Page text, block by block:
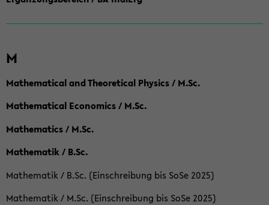
M
Mathematical and Theoretical Physics / M.Sc.
Mathematical Economics / M.Sc.
Mathematics / M.Sc.
Mathematik / B.Sc.
Mathematik / B.Sc. (Einschreibung bis SoSe 2025)
Mathematik / M.Sc. (Einschreibung bis SoSe 2025)